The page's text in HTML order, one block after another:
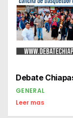
Debate
GENERAL
Leer mas